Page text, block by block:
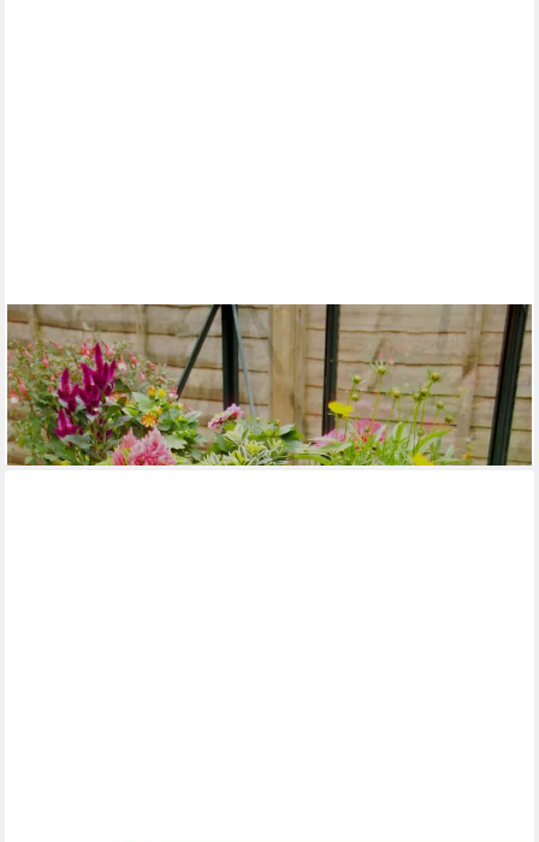
VITAVIA
Pflanztisch, BxTxH: 121x54x76 cm
217,03 € UVP239,90 €
-10%
lieferbar - in 6-8 Werktagen bei dir